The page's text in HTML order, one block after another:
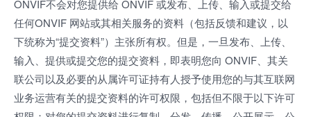
ONVIF不会对您提供给 ONVIF 或发布、上传、输入或提交给
任何ONVIF 网站或其相关服务的资料（包括反馈和建议，以
下统称为“提交资料”）主张所有权。但是，一旦发布、上传、
输入、提供或提交您的提交资料，即表明您向 ONVIF、其关
联公司以及必要的从属许可证持有人授予使用您的与其互联网
业务运营有关的提交资料的许可权限，包括但不限于以下许可